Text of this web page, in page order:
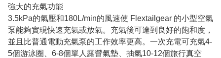
強大的充氣功能
3.5kPa的氣壓和180L/min的風速使 Flextailgear 的小型空氣
泵能夠實現快速充氣或放氣。充氣後可達到良好的飽和度，
並且比普通電動充氣泵的工作效率更高。一次充電可充氣4-
5個游泳圈、6-8個單人露營氣墊、抽氣10-12個旅行真空